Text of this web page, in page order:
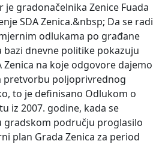
gradonačelnika Zenice Fuada
SDA Zenica.&nbsp; Da se radi
odlukama po građane
bazi dnevne politike pokazuju
Zenica na koje odgovore dajemo
pretvorbu poljoprivrednog
to je definisano Odlukom o
iz 2007. godine, kada se
gradskom području proglasilo
plan Grada Zenica za period